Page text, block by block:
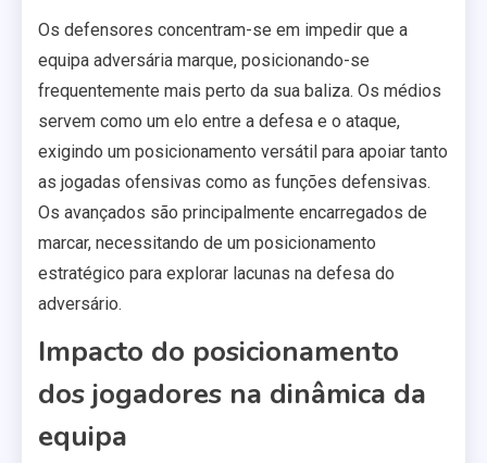
Os defensores concentram-se em impedir que a
equipa adversária marque, posicionando-se
frequentemente mais perto da sua baliza. Os médios
servem como um elo entre a defesa e o ataque,
exigindo um posicionamento versátil para apoiar tanto
as jogadas ofensivas como as funções defensivas.
Os avançados são principalmente encarregados de
marcar, necessitando de um posicionamento
estratégico para explorar lacunas na defesa do
adversário.
Impacto do posicionamento
dos jogadores na dinâmica da
equipa